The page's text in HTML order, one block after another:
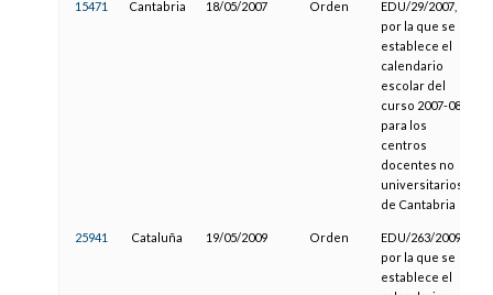
15471 Cantabria 18/05/2007 Orden
EDU/29/2007,
por la que se
establece el
calendario
escolar del
curso 2007-08
para los
centros
docentes no
universitarios
de Cantabria
25941 Cataluña 19/05/2009 Orden
EDU/263/2009,
por la que se
establece el